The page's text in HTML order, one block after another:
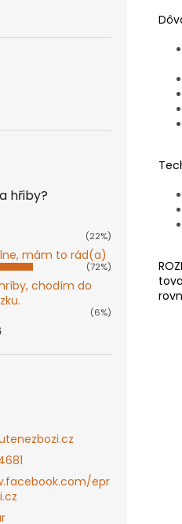
hřiby?
(22%)
mám to rád(a)
(72%)
chodím do
(6%)
epr